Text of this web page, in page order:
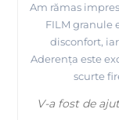
Prezentare 7
Am rămas
FILM granule
disconfort,
Aderența este
scurte
V-a fost de